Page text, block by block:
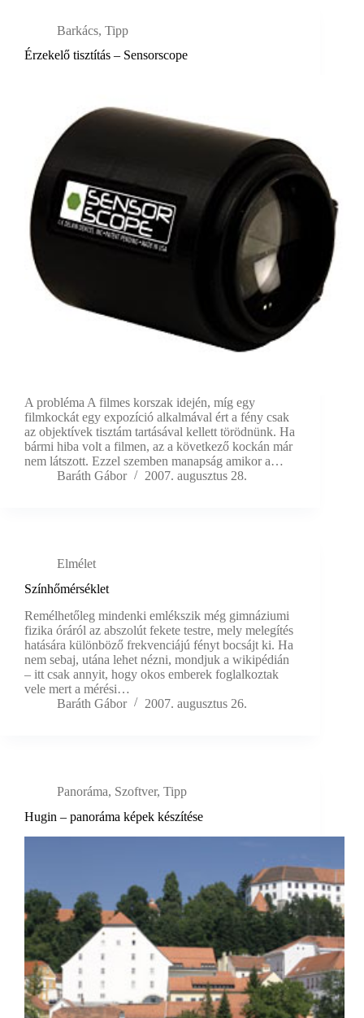
Barkács, Tipp
Érzekelő tisztítás – Sensorscope
A probléma A filmes korszak idején, míg egy
filmkockát egy expozíció alkalmával ért a fény csak
az objektívek tisztám tartásával kellett törödnünk. Ha
bármi hiba volt a filmen, az a következő kockán már
nem látszott. Ezzel szemben manapság amikor a…
Baráth Gábor
2007. augusztus 28.
Elmélet
Színhőmérséklet
Remélhetőleg mindenki emlékszik még gimnáziumi
fizika óráról az abszolút fekete testre, mely melegítés
hatására különböző frekvenciájú fényt bocsájt ki. Ha
nem sebaj, utána lehet nézni, mondjuk a wikipédián
– itt csak annyit, hogy okos emberek foglalkoztak
vele mert a mérési…
Baráth Gábor
2007. augusztus 26.
Panoráma, Szoftver, Tipp
Hugin – panoráma képek készítése